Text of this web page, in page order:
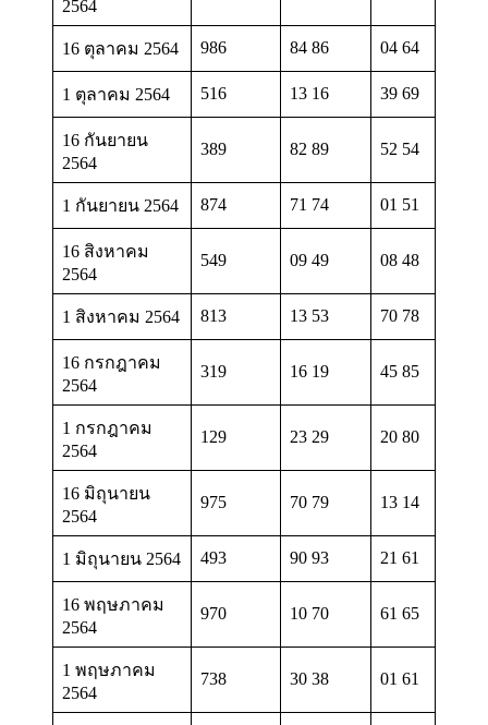
2564
16 ตุลาคม 2564 986 84 86 04 64
1 ตุลาคม 2564 516 13 16 39 69
16 กันยายน
2564
389 82 89 52 54
1 กันยายน 2564 874 71 74 01 51
16 สิงหาคม
2564
549 09 49 08 48
1 สิงหาคม 2564 813 13 53 70 78
16 กรกฎาคม
2564
319 16 19 45 85
1 กรกฎาคม
2564
129 23 29 20 80
16 มิถุนายน
2564
975 70 79 13 14
1 มิถุนายน 2564 493 90 93 21 61
16 พฤษภาคม
2564
970 10 70 61 65
1 พฤษภาคม
2564
738 30 38 01 61